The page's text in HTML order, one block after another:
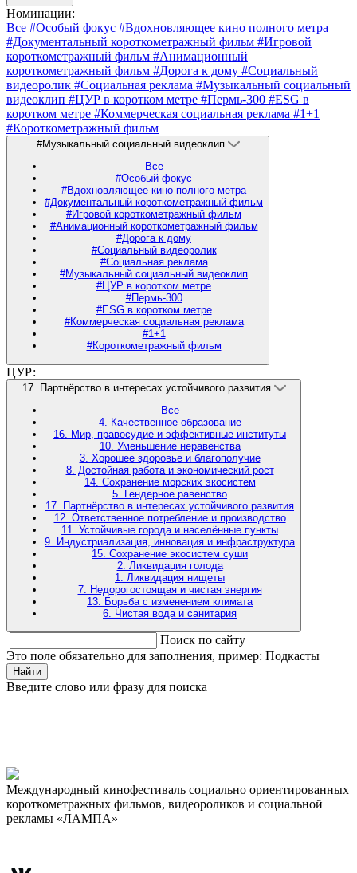
Номинации:
Все #Особый фокус #Вдохновляющее кино полного метра
#Документальный короткометражный фильм #Игровой
короткометражный фильм #Анимационный
короткометражный фильм #Дорога к дому #Социальный
видеоролик #Социальная реклама #Музыкальный социальный
видеоклип #ЦУР в коротком метре #Пермь-300 #ESG в
коротком метре #Коммерческая социальная реклама #1+1
#Короткометражный фильм
#Музыкальный социальный видеоклип
Все
#Особый фокус
#Вдохновляющее кино полного метра
#Документальный короткометражный фильм
#Игровой короткометражный фильм
#Анимационный короткометражный фильм
#Дорога к дому
#Социальный видеоролик
#Социальная реклама
#Музыкальный социальный видеоклип
#ЦУР в коротком метре
#Пермь-300
#ESG в коротком метре
#Коммерческая социальная реклама
#1+1
#Короткометражный фильм
ЦУР:
17. Партнёрство в интересах устойчивого развития
Все
4. Качественное образование
16. Мир, правосудие и эффективные институты
10. Уменьшение неравенства
3. Хорошее здоровье и благополучие
8. Достойная работа и экономический рост
14. Сохранение морских экосистем
5. Гендерное равенство
17. Партнёрство в интересах устойчивого развития
12. Ответственное потребление и производство
11. Устойчивые города и населённые пункты
9. Индустриализация, инновация и инфраструктура
15. Сохранение экосистем суши
2. Ликвидация голода
1. Ликвидация нищеты
7. Недорогостоящая и чистая энергия
13. Борьба с изменением климата
6. Чистая вода и санитария
Поиск по сайту
Это поле обязательно для заполнения, пример: Подкасты
Найти
Введите слово или фразу для поиска
Международный кинофестиваль социально ориентированных
короткометражных фильмов, видеороликов и социальной
рекламы «ЛАМПА»